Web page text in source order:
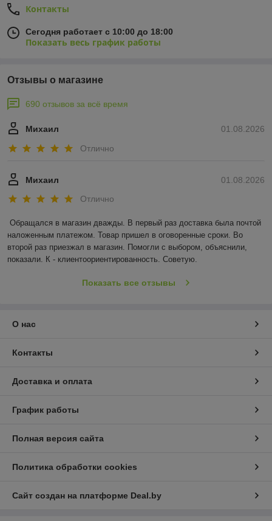
Контакты
Сегодня работает с 10:00 до 18:00
Показать весь график работы
Отзывы о магазине
690 отзывов за всё время
01.08.2026
Михаил
Отлично
01.08.2026
Михаил
Отлично
Обращался в магазин дважды. В первый раз доставка была почтой
наложенным платежом. Товар пришел в оговоренные сроки. Во
второй раз приезжал в магазин. Помогли с выбором, объяснили,
показали. К - клиентоориентированность. Советую.
Показать все отзывы
О нас
Контакты
Доставка и оплата
График работы
Полная версия сайта
Политика обработки cookies
Сайт создан на платформе Deal.by